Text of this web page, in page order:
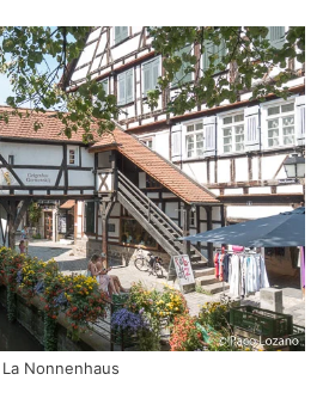
La Nonnenhaus